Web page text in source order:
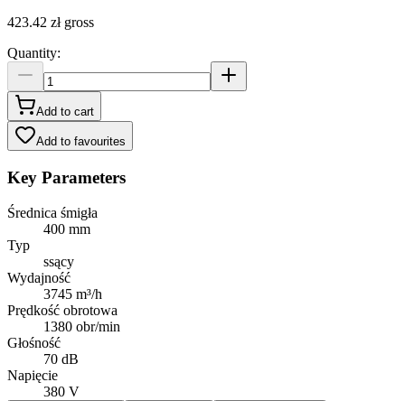
423.42 zł gross
Quantity:
Add to cart
Add to favourites
Key Parameters
Średnica śmigła
400 mm
Typ
ssący
Wydajność
3745 m³/h
Prędkość obrotowa
1380 obr/min
Głośność
70 dB
Napięcie
380 V